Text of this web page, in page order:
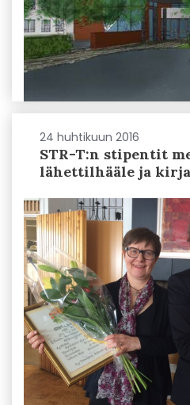
24 huhtikuun 2016
STR-T:n stipentit
lähettilhääle ja